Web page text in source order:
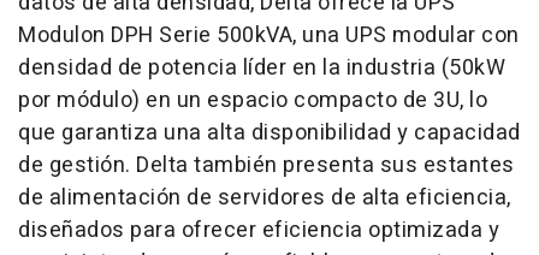
Modulon DPH Serie 500kVA, una UPS modular con
densidad de potencia líder en la industria (50kW
por módulo) en un espacio compacto de 3U, lo
que garantiza una alta disponibilidad y capacidad
de gestión. Delta también presenta sus estantes
de alimentación de servidores de alta eficiencia,
diseñados para ofrecer eficiencia optimizada y